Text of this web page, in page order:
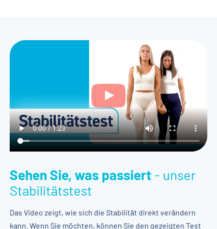
Sehen Sie, was passiert - unser
Stabilitätstest
Das Video zeigt, wie sich die Stabilität direkt verändern
kann. Wenn Sie möchten, können Sie den gezeigten Test